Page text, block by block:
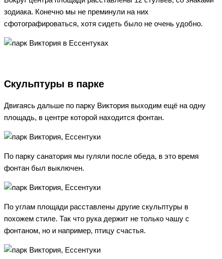
зодиака. Конечно мы не преминули на них
сфотографироваться, хотя сидеть было не очень удобно.
Скульптуры в парке
Двигаясь дальше по парку Виктория выходим ещё на одну
площадь, в центре которой находится фонтан.
По парку санатория мы гуляли после обеда, в это время
фонтан был выключен.
По углам площади расставлены другие скульптуры в
похожем стиле. Так что рука держит не только чашу с
фонтаном, но и например, птицу счастья.